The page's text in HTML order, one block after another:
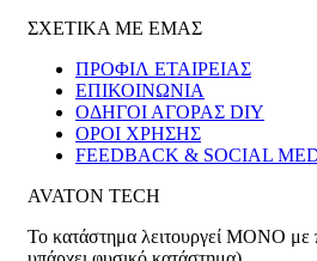
ΣΧΕΤΙΚΑ ΜΕ ΕΜΑΣ
ΠΡΟΦΙΛ ΕΤΑΙΡΕΙΑΣ
ΕΠΙΚΟΙΝΩΝΙΑ
ΟΔΗΓΟΙ ΑΓΟΡΑΣ DIY
ΟΡΟΙ ΧΡΗΣΗΣ
FEEDBACK & SOCIAL
AVATON TECH
Το κατάστημα λειτουργεί ΜΟΝΟ με